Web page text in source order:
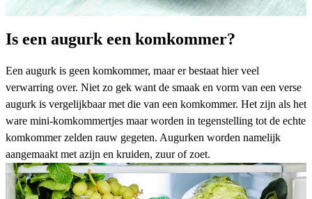
Is een augurk een komkommer?
Een augurk is geen komkommer, maar er bestaat hier veel
verwarring over. Niet zo gek want de smaak en vorm van een verse
augurk is vergelijkbaar met die van een komkommer. Het zijn als het
ware mini-komkommertjes maar worden in tegenstelling tot de echte
komkommer zelden rauw gegeten. Augurken worden namelijk
aangemaakt met azijn en kruiden, zuur of zoet.